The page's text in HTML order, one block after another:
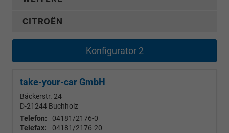
CITROËN
Konfigurator 2
take-your-car GmbH
Bäckerstr. 24
D-21244 Buchholz
Telefon:
04181/2176-0
Telefax:
04181/2176-20